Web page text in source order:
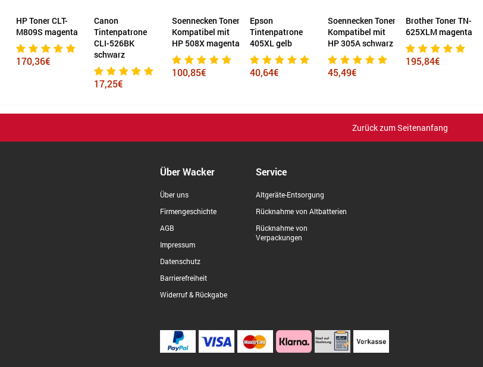
HP Toner CLT-
M809S magenta
170,36€
Canon
Tintenpatrone
CLI-526BK
schwarz
17,25€
Soennecken Toner
Kompatibel mit
HP 508X magenta
100,85€
Epson
Tintenpatrone
405XL gelb
40,64€
Soennecken Toner
Kompatibel mit
HP 305A schwarz
45,49€
Brother Toner TN-
625XLM magenta
195,84€
Zurück zum Seitenanfang
Über Wacker
Über uns
Firmengeschichte
AGB
Impressum
Datenschutz
Barrierefreiheit
Widerruf & Rückgabe
Service
Altgeräte-Entsorgung
Rücknahme von Altbatterien
Rücknahme von
Verpackungen